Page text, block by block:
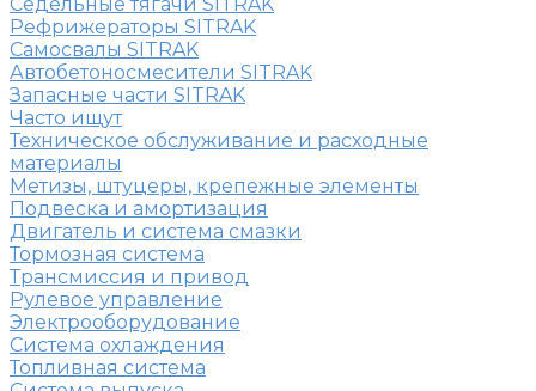
Рефрижераторы SITRAK
Самосвалы SITRAK
Автобетоносмесители SITRAK
Запасные части SITRAK
Часто ищут
Техническое обслуживание и расходные
материалы
Метизы, штуцеры, крепежные элементы
Подвеска и амортизация
Двигатель и система смазки
Тормозная система
Трансмиссия и привод
Рулевое управление
Электрооборудование
Система охлаждения
Топливная система